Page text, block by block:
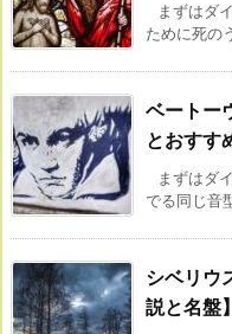
まずはダ
ために死の
ベートー
とおすす
まずはダ
でる同じ音
シベリウ
説と名盤】